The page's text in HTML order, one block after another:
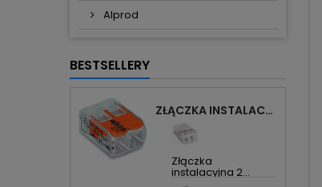
Alprod
BESTSELLERY
ZŁĄCZKA INSTALACYJNA 2X UNIWERSALNA COMPACT 221-412 WAGO
Złączka
instalacyjna 2...